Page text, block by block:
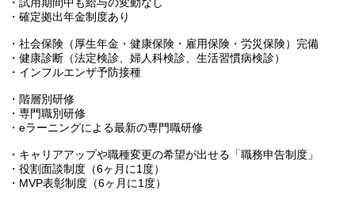
・確定拠出年金制度あり
・社会保険（厚生年金・健康保険・雇用保険・労災保険）完備
・健康診断（法定検診、婦人科検診、生活習慣病検診）
・インフルエンザ予防接種
・階層別研修
・専門職別研修
・eラーニングによる最新の専門職研修
・キャリアアップや職種変更の希望が出せる「職務申告制度」
・役割面談制度（6ヶ月に1度）
・MVP表彰制度（6ヶ月に1度）